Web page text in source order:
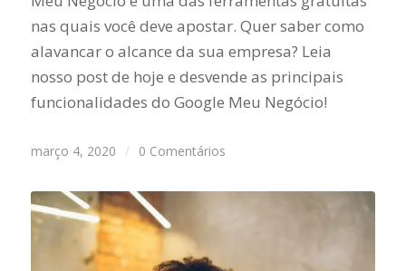
nas quais você deve apostar. Quer saber como
alavancar o alcance da sua empresa? Leia
nosso post de hoje e desvende as principais
funcionalidades do Google Meu Negócio!
março 4, 2020 / 0 Comentários